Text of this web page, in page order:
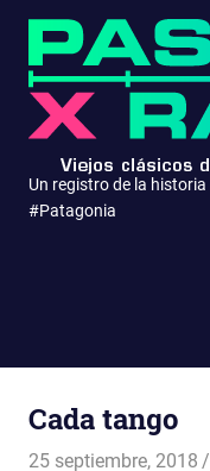
Saltar
contenido
Un registro de la
#Patagonia
Cada tango
25 septiembre, 2018